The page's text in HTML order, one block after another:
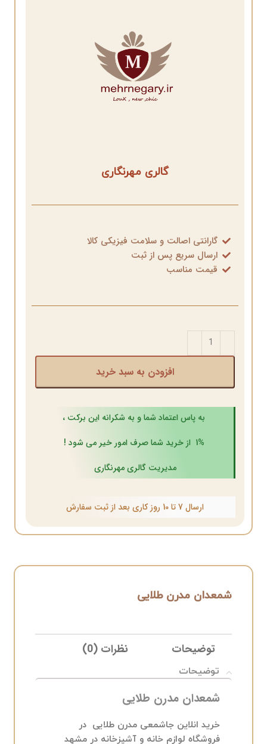
گالری مهرنگاری
گارانتی اصالت و سلامت فیزیکی کالا
ارسال سریع پس از ثبت
قیمت مناسب
افزودن به سبد خرید
به پاس اعتماد شما و به شکرانه این برکت ،
1% از خرید شما صرف امور خیر می شود !
مدیریت گالری مهرنگاری
ارسال 7 تا 10 روز کاری بعد از ثبت سفارش
شمعدان مدرن طلایی
توضیحات نظرات (0)
توضیحات
شمعدان مدرن طلایی
خرید انلاین جاشمعی مدرن طلایی در
فروشگاه لوازم خانه و آشپزخانه در مشهد